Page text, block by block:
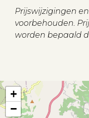
Aanbod
Prijswijzigingen
voorbehouden.
worden bepaald
+
−